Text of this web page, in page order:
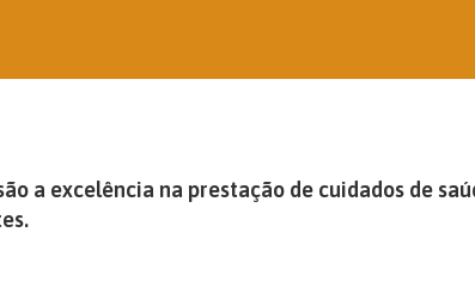
a excelência na prestação de cuidados de